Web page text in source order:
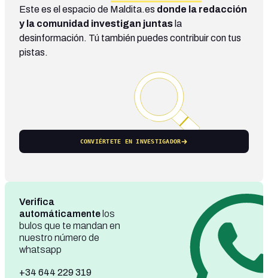
Este es el espacio de Maldita.es donde la redacción
y la comunidad investigan juntas la
desinformación. Tú también puedes contribuir con tus
pistas.
CONVIÉRTETE EN INVESTIGADOR
Verifica
automáticamente los
bulos que te mandan en
nuestro número de
whatsapp
+34 644 229 319